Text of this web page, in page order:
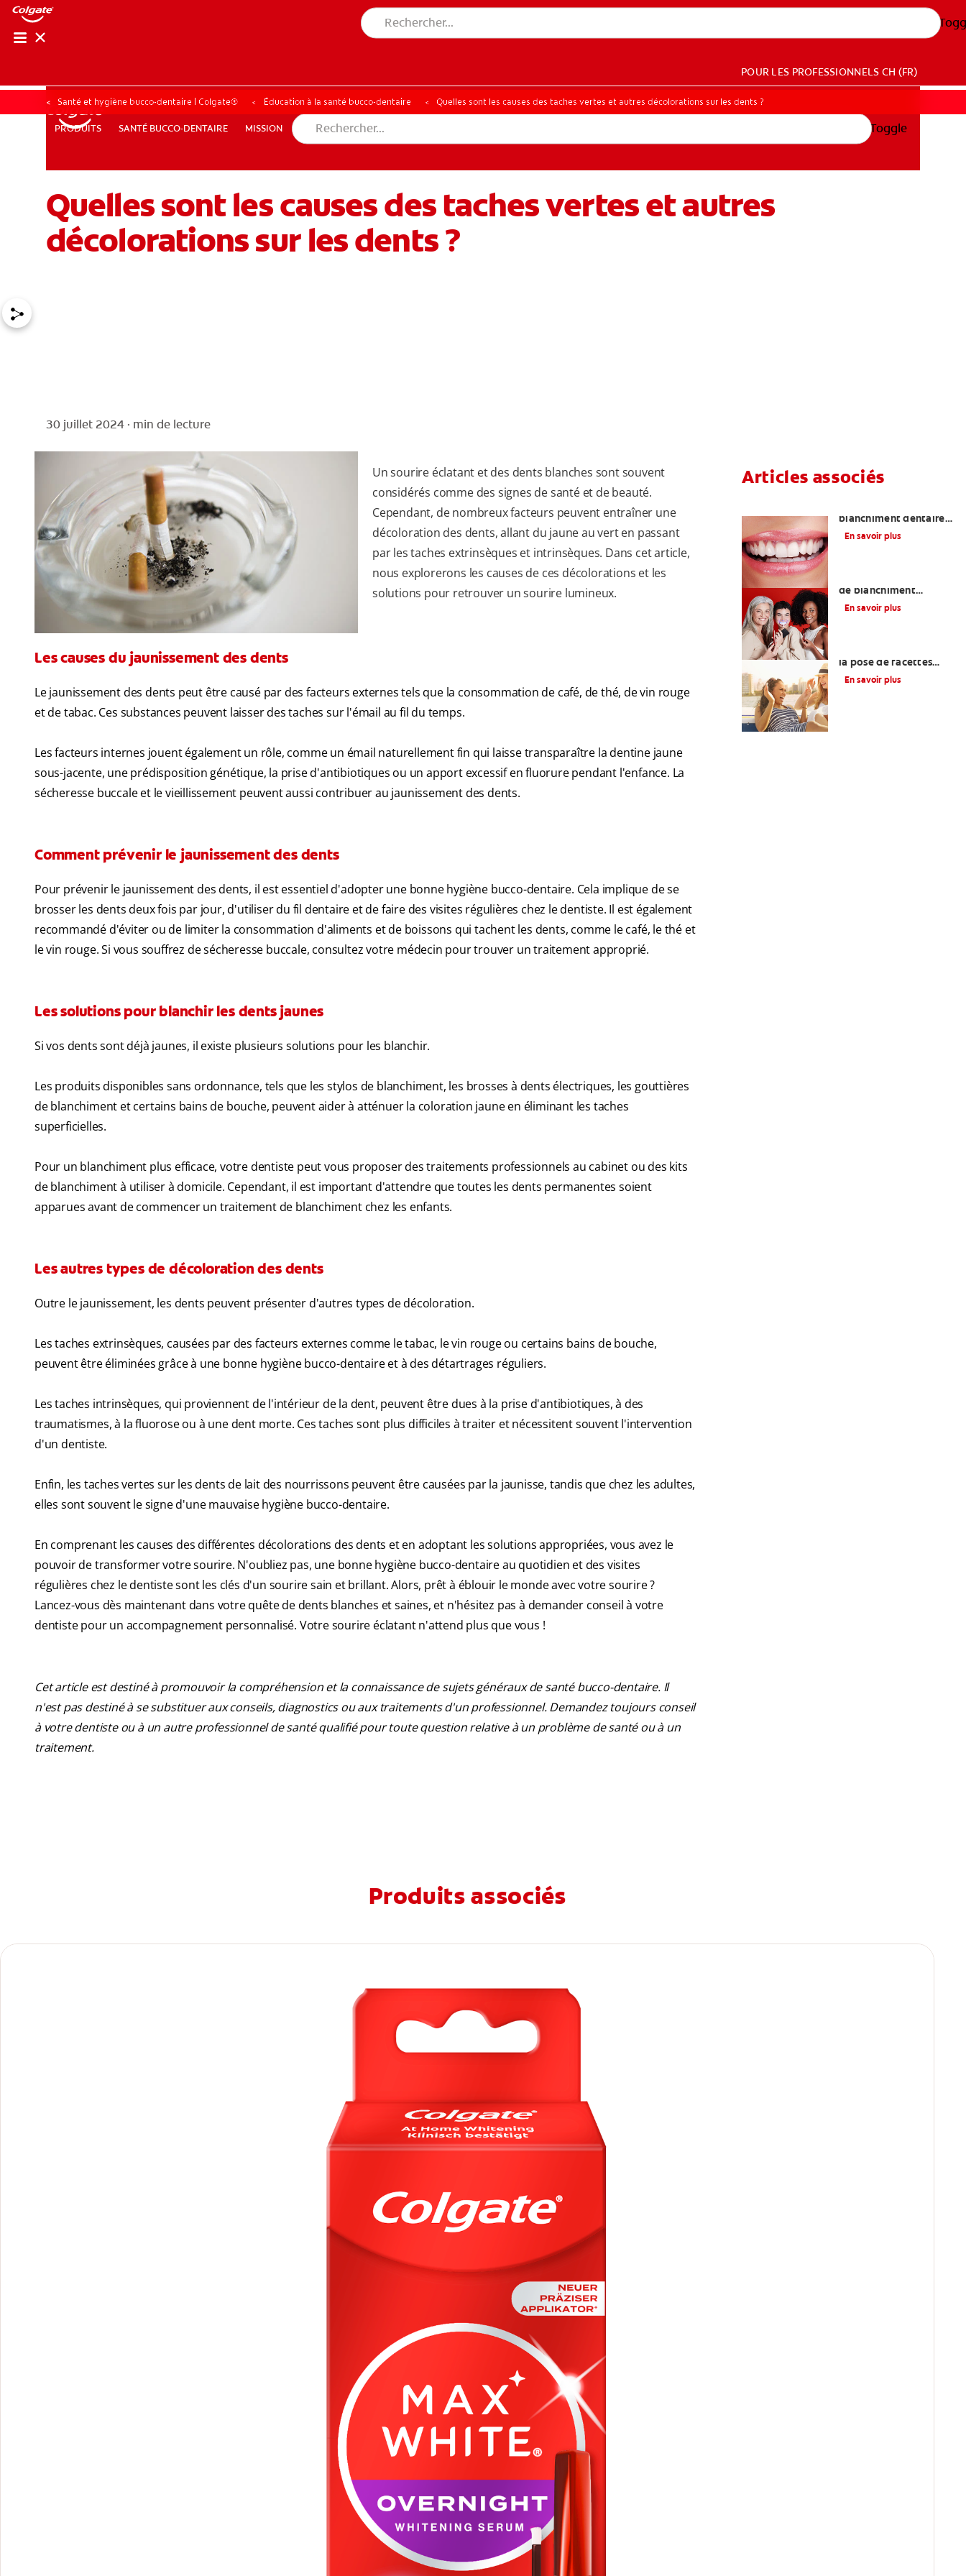
PRODUITS SANTÉ BUCCO-DENTAIRE MISSION
POUR LES PROFESSIONNELS CH (FR)
POUR LES PROFESSIONNELS CH (FR)
PRODUITS SANTÉ BUCCO-DENTAIRE MISSION Toggle
Santé et hygiène bucco-dentaire | Colgate® Éducation à la santé bucco-dentaire Quelles sont les causes des taches vertes et autres décolorations sur les dents ?
Quelles sont les causes des taches vertes et autres
décolorations sur les dents ?
30 juillet 2024 · min de lecture
Un sourire éclatant et des dents blanches sont souvent
considérés comme des signes de santé et de beauté.
Cependant, de nombreux facteurs peuvent entraîner une
décoloration des dents, allant du jaune au vert en passant
par les taches extrinsèques et intrinsèques. Dans cet article,
nous explorerons les causes de ces décolorations et les
solutions pour retrouver un sourire lumineux.
Les causes du jaunissement des dents
Le jaunissement des dents peut être causé par des facteurs externes tels que la consommation de café, de thé, de vin rouge
et de tabac. Ces substances peuvent laisser des taches sur l'émail au fil du temps.
Les facteurs internes jouent également un rôle, comme un émail naturellement fin qui laisse transparaître la dentine jaune
sous-jacente, une prédisposition génétique, la prise d'antibiotiques ou un apport excessif en fluorure pendant l'enfance. La
sécheresse buccale et le vieillissement peuvent aussi contribuer au jaunissement des dents.
Comment prévenir le jaunissement des dents
Pour prévenir le jaunissement des dents, il est essentiel d'adopter une bonne hygiène bucco-dentaire. Cela implique de se
brosser les dents deux fois par jour, d'utiliser du fil dentaire et de faire des visites régulières chez le dentiste. Il est également
recommandé d'éviter ou de limiter la consommation d'aliments et de boissons qui tachent les dents, comme le café, le thé et
le vin rouge. Si vous souffrez de sécheresse buccale, consultez votre médecin pour trouver un traitement approprié.
Les solutions pour blanchir les dents jaunes
Si vos dents sont déjà jaunes, il existe plusieurs solutions pour les blanchir.
Les produits disponibles sans ordonnance, tels que les stylos de blanchiment, les brosses à dents électriques, les gouttières
de blanchiment et certains bains de bouche, peuvent aider à atténuer la coloration jaune en éliminant les taches
superficielles.
Pour un blanchiment plus efficace, votre dentiste peut vous proposer des traitements professionnels au cabinet ou des kits
de blanchiment à utiliser à domicile. Cependant, il est important d'attendre que toutes les dents permanentes soient
apparues avant de commencer un traitement de blanchiment chez les enfants.
Les autres types de décoloration des dents
Outre le jaunissement, les dents peuvent présenter d'autres types de décoloration.
Les taches extrinsèques, causées par des facteurs externes comme le tabac, le vin rouge ou certains bains de bouche,
peuvent être éliminées grâce à une bonne hygiène bucco-dentaire et à des détartrages réguliers.
Les taches intrinsèques, qui proviennent de l'intérieur de la dent, peuvent être dues à la prise d'antibiotiques, à des
traumatismes, à la fluorose ou à une dent morte. Ces taches sont plus difficiles à traiter et nécessitent souvent l'intervention
d'un dentiste.
Enfin, les taches vertes sur les dents de lait des nourrissons peuvent être causées par la jaunisse, tandis que chez les adultes,
elles sont souvent le signe d'une mauvaise hygiène bucco-dentaire.
En comprenant les causes des différentes décolorations des dents et en adoptant les solutions appropriées, vous avez le
pouvoir de transformer votre sourire. N'oubliez pas, une bonne hygiène bucco-dentaire au quotidien et des visites
régulières chez le dentiste sont les clés d'un sourire sain et brillant. Alors, prêt à éblouir le monde avec votre sourire ?
Lancez-vous dès maintenant dans votre quête de dents blanches et saines, et n'hésitez pas à demander conseil à votre
dentiste pour un accompagnement personnalisé. Votre sourire éclatant n'attend plus que vous !
Cet article est destiné à promouvoir la compréhension et la connaissance de sujets généraux de santé bucco-dentaire. Il
n'est pas destiné à se substituer aux conseils, diagnostics ou aux traitements d'un professionnel. Demandez toujours conseil
à votre dentiste ou à un autre professionnel de santé qualifié pour toute question relative à un problème de santé ou à un
traitement.
Articles associés
blanchiment dentaire
choisir ?
En savoir plus
de blanchiment
dentaire en vente libre
En savoir plus
la pose de facettes
dentaires en
composite
En savoir plus
Produits associés